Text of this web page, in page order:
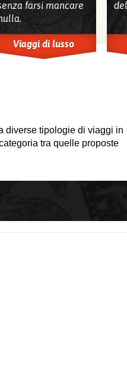
farsi mancare
Viaggi di lusso
diverse tipologie di viaggi in
tra quelle proposte